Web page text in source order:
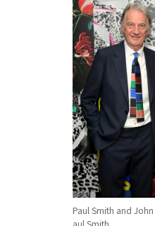
Paul Smith and
aul Smith